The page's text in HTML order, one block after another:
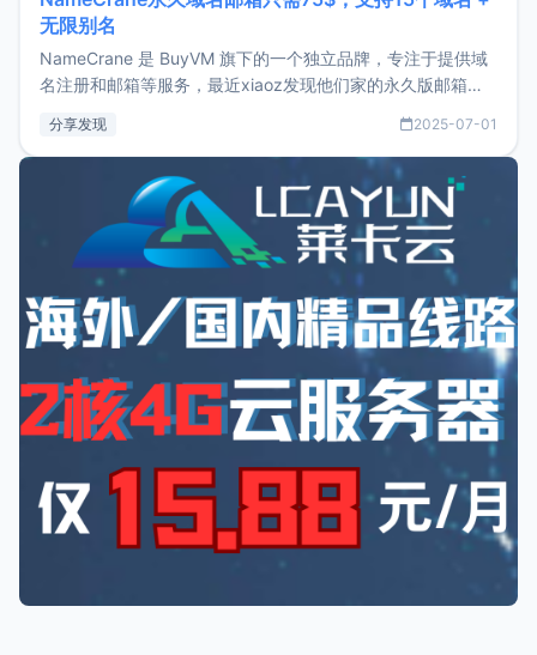
无限别名
NameCrane 是 BuyVM 旗下的一个独立品牌，专注于提供域
名注册和邮箱等服务，最近xiaoz发现他们家的永久版邮箱服
又实惠的域名邮箱，不妨尝试一下 NameCrane。注册
NameCraneNameCrane不支持直接注册，必须要购买
分享发现 2025-07-01